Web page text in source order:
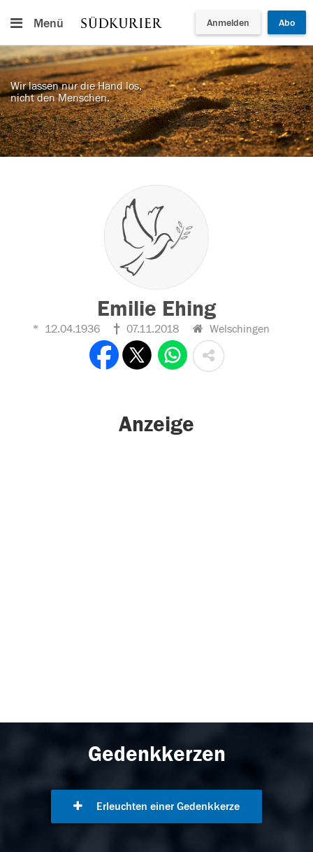
Menü Anmelden Abo
Wir lassen nur die Hand los,
nicht den Menschen.
Emilie Ehing
12.04.1936 07.11.2018 Welschingen
Anzeige
Gedenkkerzen
Erleuchten einer Gedenkkerze